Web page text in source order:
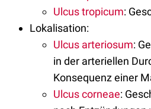
Ulcus tropicum:
Lokalisation:
Ulcus arteriosum:
in der arteriellen
Konsequenz einer
Ulcus corneae: